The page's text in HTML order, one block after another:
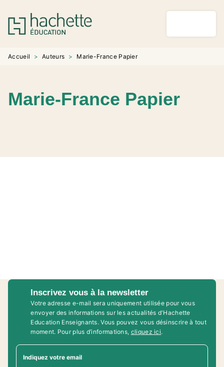
MENU RECHERCHE
PIED DE PAGE
Accueil > Auteurs > Marie-France Papier
Marie-France Papier
Inscrivez vous à la newsletter
Votre adresse e-mail sera uniquement utilisée pour vous
envoyer des informations sur les actualités d'Hachette
Education Enseignants. Vous pouvez vous désinscrire à tout
moment. Pour plus d’informations, cliquez ici.
Indiquez votre email